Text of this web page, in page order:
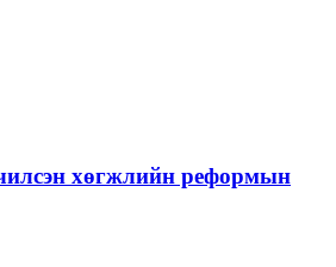
хөгжлийн реформын